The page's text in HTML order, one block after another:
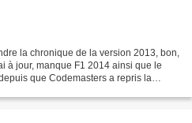
la chronique de la version 2013, bon,
à jour, manque F1 2014 ainsi que le
que Codemasters a repris la